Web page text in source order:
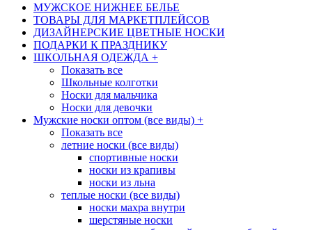
МУЖСКОЕ НИЖНЕЕ БЕЛЬЕ
ТОВАРЫ ДЛЯ МАРКЕТПЛЕЙСОВ
ДИЗАЙНЕРСКИЕ ЦВЕТНЫЕ НОСКИ
ПОДАРКИ К ПРАЗДНИКУ
ШКОЛЬНАЯ ОДЕЖДА +
Показать все
Школьные колготки
Носки для мальчика
Носки для девочки
Мужские носки оптом (все виды) +
Показать все
летние носки (все виды)
спортивные носки
носки из крапивы
носки из льна
теплые носки (все виды)
носки махра внутри
шерстяные носки